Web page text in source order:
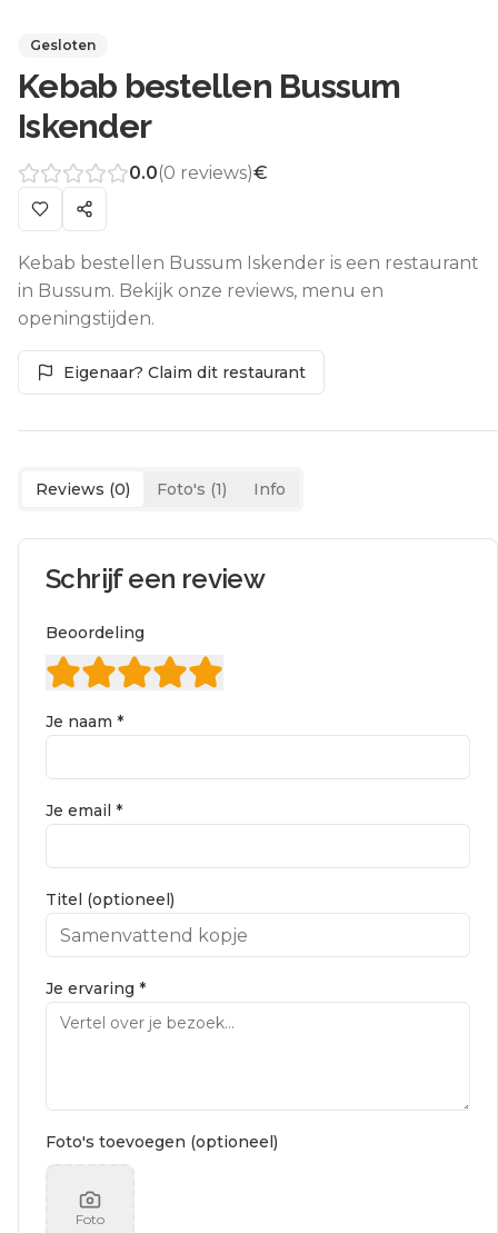
Gesloten
Kebab bestellen Bussum
Iskender
0.0(0 reviews)€
Kebab bestellen Bussum Iskender is een restaurant
in Bussum. Bekijk onze reviews, menu en
openingstijden.
Eigenaar? Claim dit restaurant
Reviews (0) Foto's (1) Info
Schrijf een review
Beoordeling
Je naam *
Je email *
Titel (optioneel)
Je ervaring *
Foto's toevoegen (optioneel)
Foto